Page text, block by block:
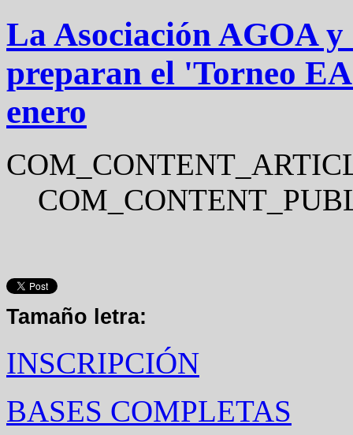
La Asociación AGOA
preparan el 'Torneo
enero
Tamaño letra:
INSCRIPCIÓN
BASES COMPLETAS